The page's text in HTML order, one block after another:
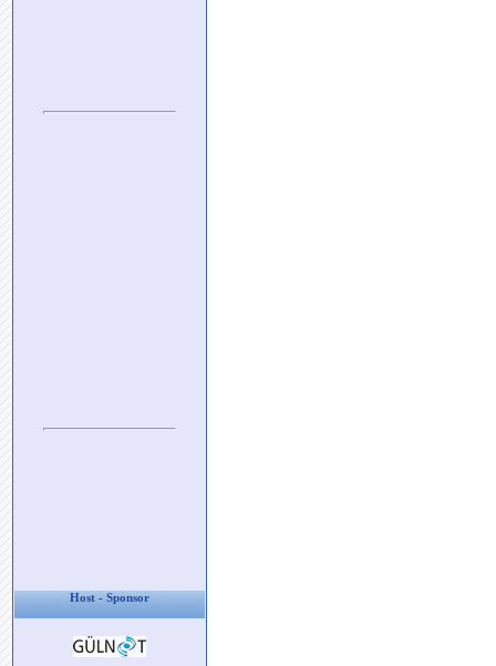
Host - Sponsor